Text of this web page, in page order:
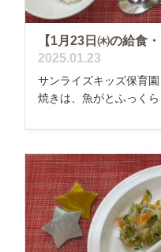
【1月23日㈭の給食・
2025.01.23
サンライズキッズ保育
焼きは、魚がとふっく